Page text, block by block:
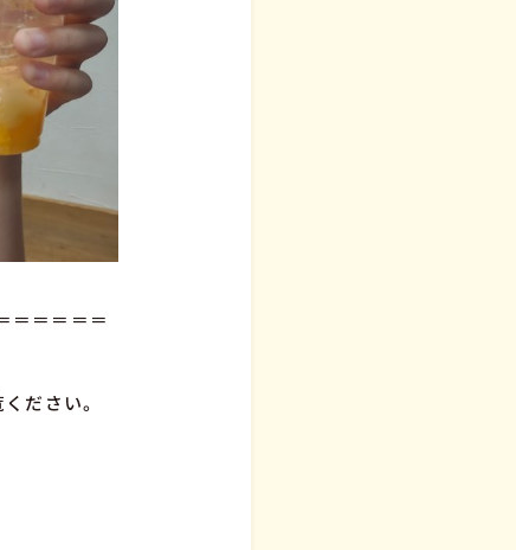
＝＝＝＝＝
ださい。